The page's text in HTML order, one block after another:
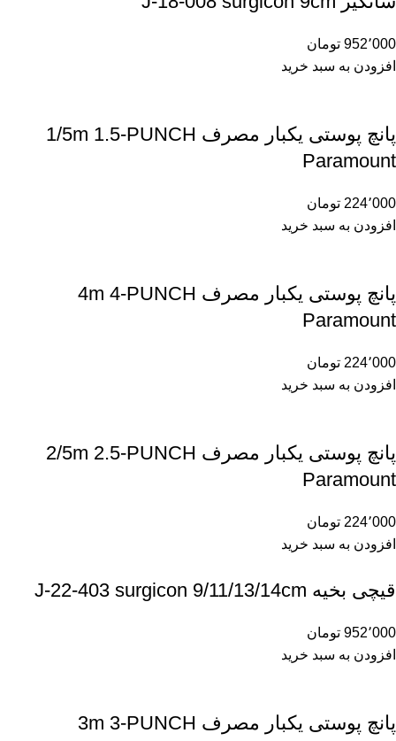
952٬000 تومان
افزودن به سبد خرید
پانچ پوستی یکبار مصرف 1/5m 1.5-PUNCH
Paramount
224٬000 تومان
افزودن به سبد خرید
پانچ پوستی یکبار مصرف 4m 4-PUNCH
Paramount
224٬000 تومان
افزودن به سبد خرید
پانچ پوستی یکبار مصرف 2/5m 2.5-PUNCH
Paramount
224٬000 تومان
افزودن به سبد خرید
قیچی بخیه J-22-403 surgicon 9/11/13/14cm
952٬000 تومان
افزودن به سبد خرید
پانچ پوستی یکبار مصرف 3m 3-PUNCH